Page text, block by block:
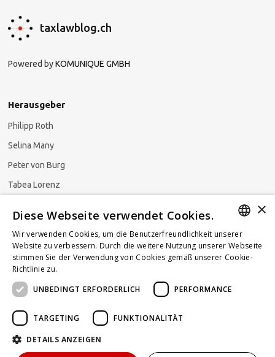
taxlawblog.ch
Powered byKOMUNIQUE GMBH
Herausgeber
Philipp Roth
Selina Many
Peter von Burg
Tabea Lorenz
Newsletter abonnieren
Powered by KOMUNIQUE hello@taxlawblog.ch
GERMAN
FRENCH
×
Diese Webseite verwendet Cookies.
Wir verwenden Cookies, um die Benutzerfreundlichkeit unserer
Website zu verbessern. Durch die weitere Nutzung unserer Webseite
stimmen Sie der Verwendung von Cookies gemäß unserer Cookie-
Richtlinie zu.
UNBEDINGT ERFORDERLICH
PERFORMANCE
TARGETING FUNKTIONALITÄT
DETAILS ANZEIGEN